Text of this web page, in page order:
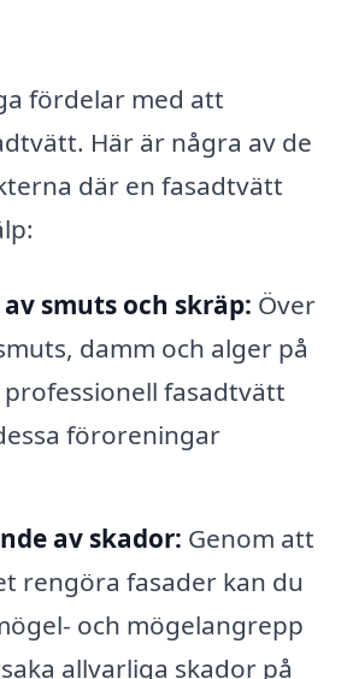
fördelar med att
Här är några av de
där en fasadtvätt
smuts och skräp: Över
damm och alger på
professionell fasadtvätt
föroreningar
av skador: Genom att
rengöra fasader kan du
och mögelangrepp
allvarliga skador på